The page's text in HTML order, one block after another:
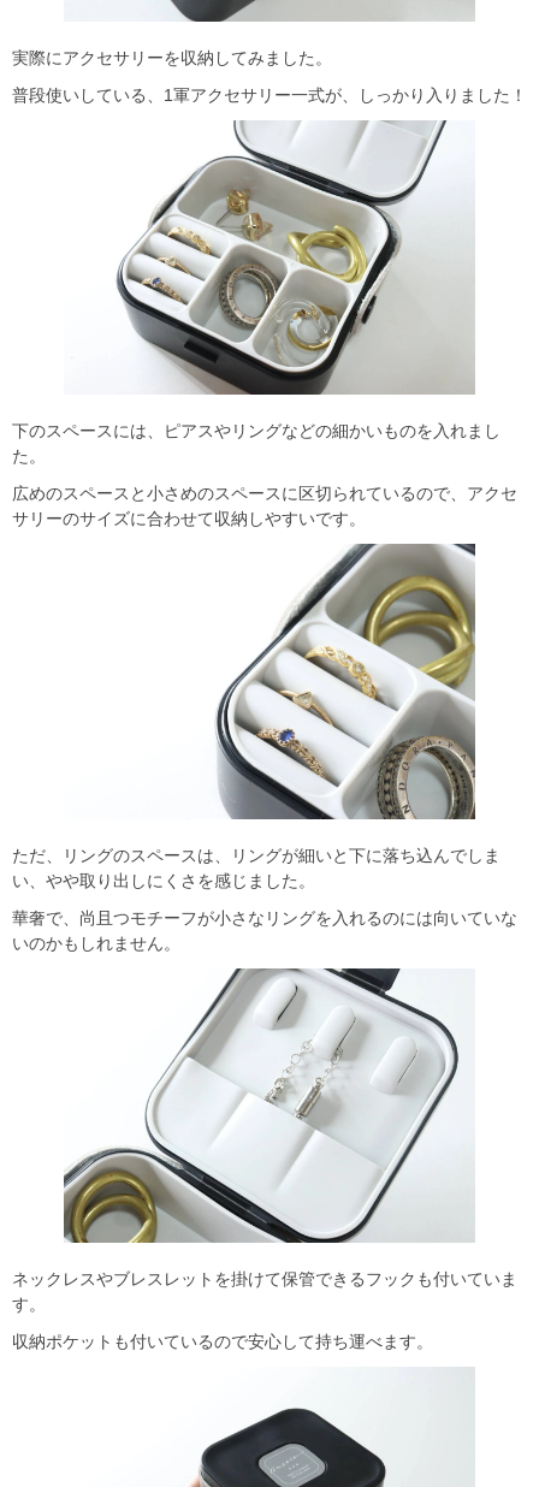
実際にアクセサリーを収納してみました。
普段使いしている、1軍アクセサリー一式が、しっかり入りました！
下のスペースには、ピアスやリングなどの細かいものを入れまし
た。
広めのスペースと小さめのスペースに区切られているので、アクセ
サリーのサイズに合わせて収納しやすいです。
ただ、リングのスペースは、リングが細いと下に落ち込んでしま
い、やや取り出しにくさを感じました。
華奢で、尚且つモチーフが小さなリングを入れるのには向いていな
いのかもしれません。
ネックレスやブレスレットを掛けて保管できるフックも付いていま
す。
収納ポケットも付いているので安心して持ち運べます。